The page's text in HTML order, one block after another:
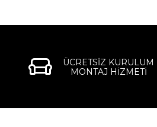
ÜCRETSİZ KURULUM
MONTAJ HİZMETİ